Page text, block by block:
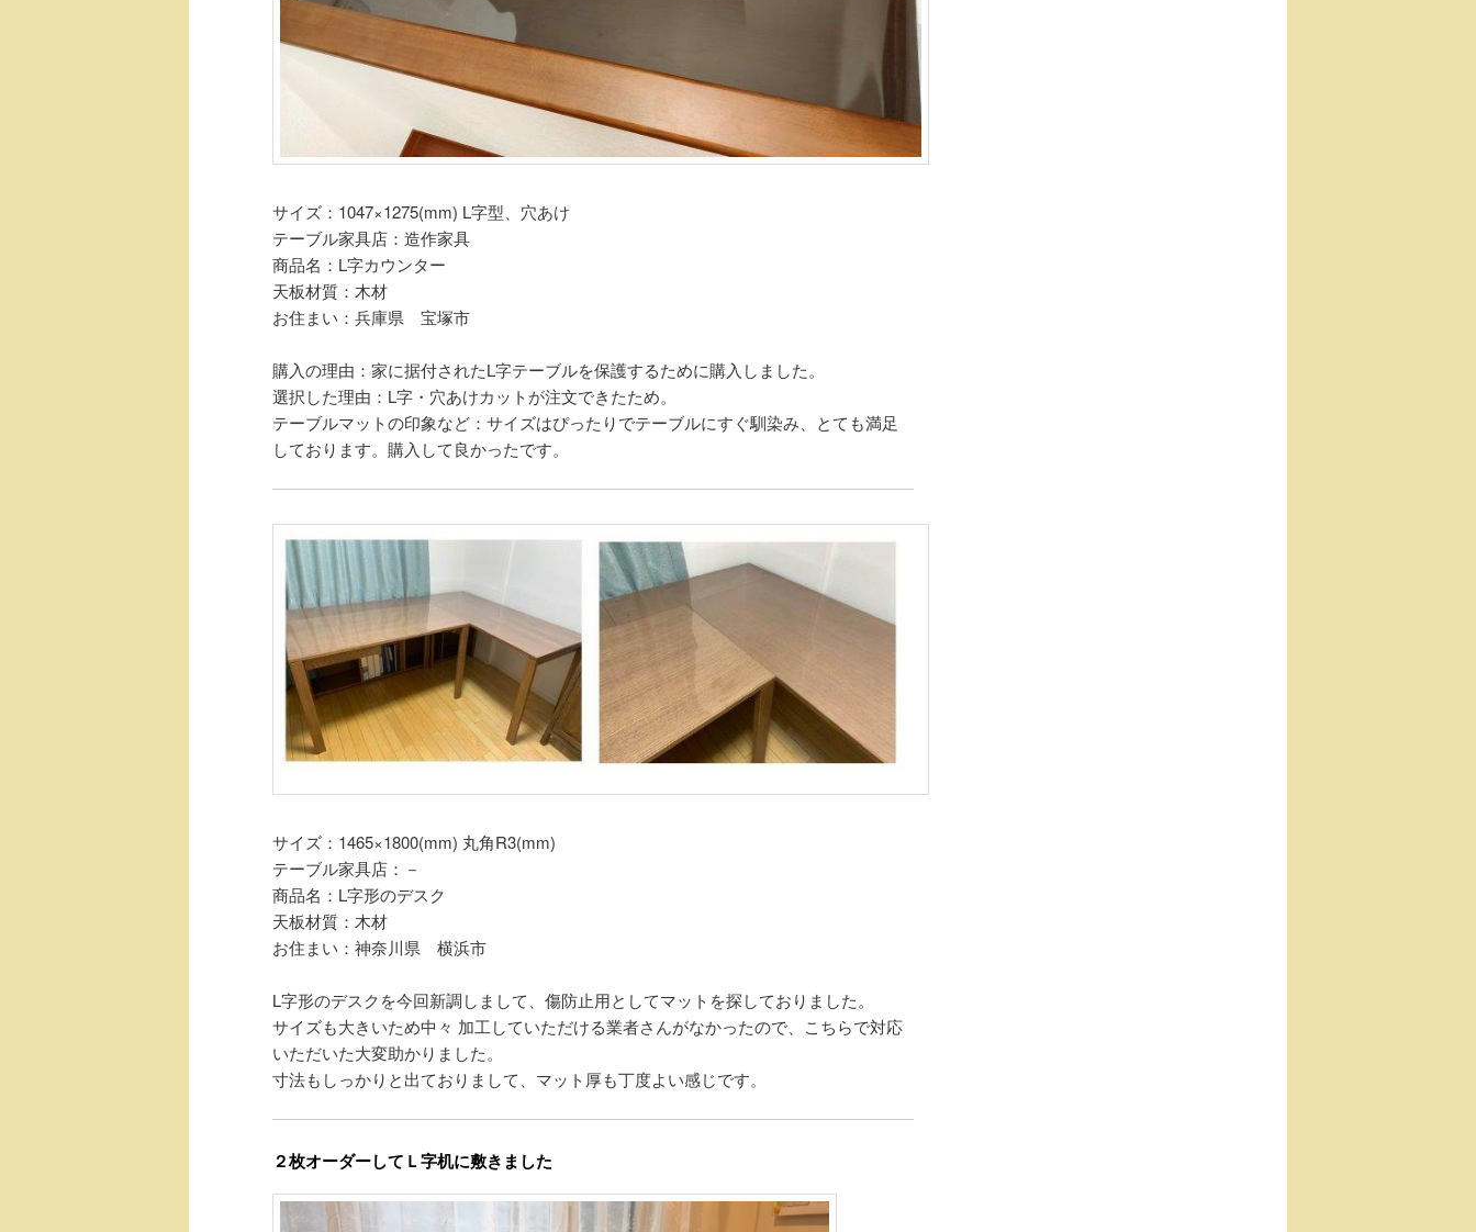
サイズ：1047×1275(mm) L字型、穴あけ
テーブル家具店：造作家具
商品名：L字カウンター
天板材質：木材
お住まい：兵庫県 宝塚市
購入の理由：家に据付されたL字テーブルを保護するために購入しました。
選択した理由：L字・穴あけカットが注文できたため。
テーブルマットの印象など：サイズはぴったりでテーブルにすぐ馴染み、とても満足
しております。購入して良かったです。
サイズ：1465×1800(mm) 丸角R3(mm)
テーブル家具店：－
商品名：L字形のデスク
天板材質：木材
お住まい：神奈川県 横浜市
L字形のデスクを今回新調しまして、傷防止用としてマットを探しておりました。
サイズも大きいため中々 加工していただける業者さんがなかったので、こちらで対応
いただいた大変助かりました。
寸法もしっかりと出ておりまして、マット厚も丁度よい感じです。
２枚オーダーしてＬ字机に敷きました